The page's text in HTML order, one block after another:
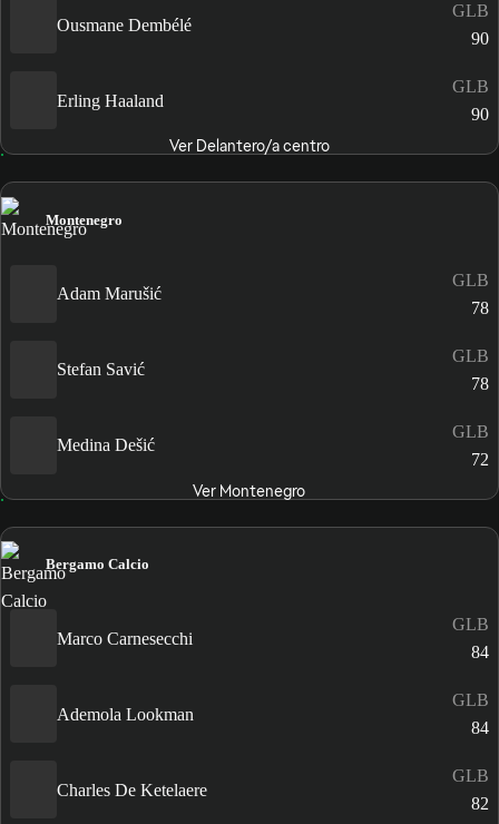
Ousmane Dembélé
GLB
90
Erling Haaland
GLB
90
Ver Delantero/a centro
Montenegro
Adam Marušić
GLB
78
Stefan Savić
GLB
78
Medina Dešić
GLB
72
Ver Montenegro
Bergamo Calcio
Marco Carnesecchi
GLB
84
Ademola Lookman
GLB
84
Charles De Ketelaere
GLB
82